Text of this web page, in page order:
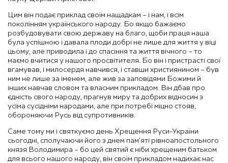
Цим він подає приклад своїм нащадкам – і нам, і всім
поколінням українського народу. Бо якщо бажаємо
розбудовувати свою державу на благо, щоби праця наша
була успішною і давала плоди добрі не лише для життя у віці
цьому, але приводила і до спасіння та життя вічного – то
маємо вчитися у нашого просвітителя. Бо він і пристрасті свої
вгамував, і милосердя навчився, і ставши християнином – був
ним не лише за іменем, але жив за заповідями Божими й
інших навчав словом та власним прикладом. Він дбав про
єдність свого народу, прагнув миру та добрих відносин з
усіма сусідніми народами, але при потребі міцно стояв,
обороняючи Русь від супротивників.
Саме тому ми і святкуємо день Хрещення Руси-України
сьогодні, сполучаючи його з днем пам’яті рівноапостольного
князя Володимира – бо цей святий є ніби хрещеним батьком
для всього нашого народу, він своїм прикладом надихає нас